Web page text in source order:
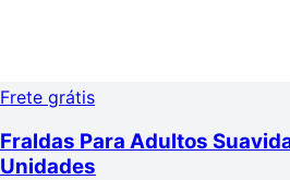
Frete grátis
Fraldas Para Adultos
Unidades